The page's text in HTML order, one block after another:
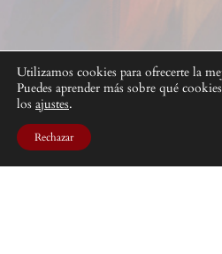
Utilizamos cookies para ofrecerte la
Puedes aprender más sobre qué
los ajustes.
Rechazar